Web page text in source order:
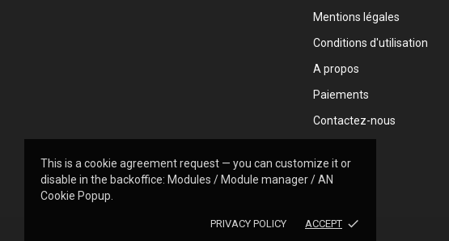
This is a cookie agreement request — you can customize it or
disable in the backoffice: Modules / Module manager / AN
Cookie Popup.
PRIVACY POLICY ACCEPT done
Mentions légales
Conditions d'utilisation
A propos
Paiements
Contactez-nous